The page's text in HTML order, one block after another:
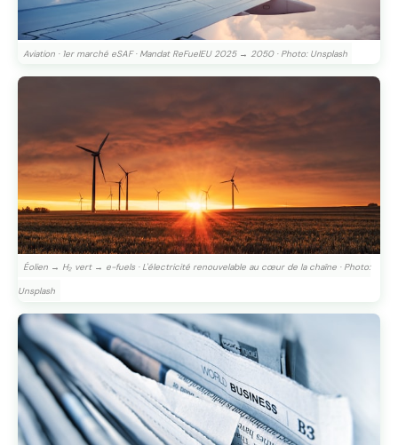
Aviation · 1er marché eSAF · Mandat ReFuelEU 2025 → 2050 · Photo: Unsplash
Éolien → H₂ vert → e-fuels · L'électricité renouvelable au cœur de la chaîne · Photo:
Unsplash